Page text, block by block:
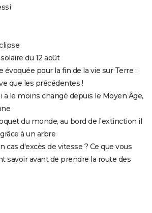
du 12 août
évoquée pour la fin de la vie sur Terre :
que les précédentes !
a le moins changé depuis le Moyen Âge,
du monde, au bord de l'extinction il
à un arbre
cas d'excès de vitesse ? Ce que vous
savoir avant de prendre la route des